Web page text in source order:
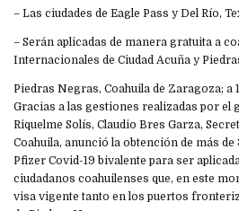
– Las ciudades de Eagle Pass y Del Río,
– Serán aplicadas de manera gratuita a
Internacionales de Ciudad Acuña y
Piedras Negras, Coahuila de Zaragoza; a
Gracias a las gestiones realizadas por el
Riquelme Solís, Claudio Bres Garza,
Coahuila, anunció la obtención de más
Pfizer Covid-19 bivalente para ser
ciudadanos coahuilenses que, en este
visa vigente tanto en los puertos